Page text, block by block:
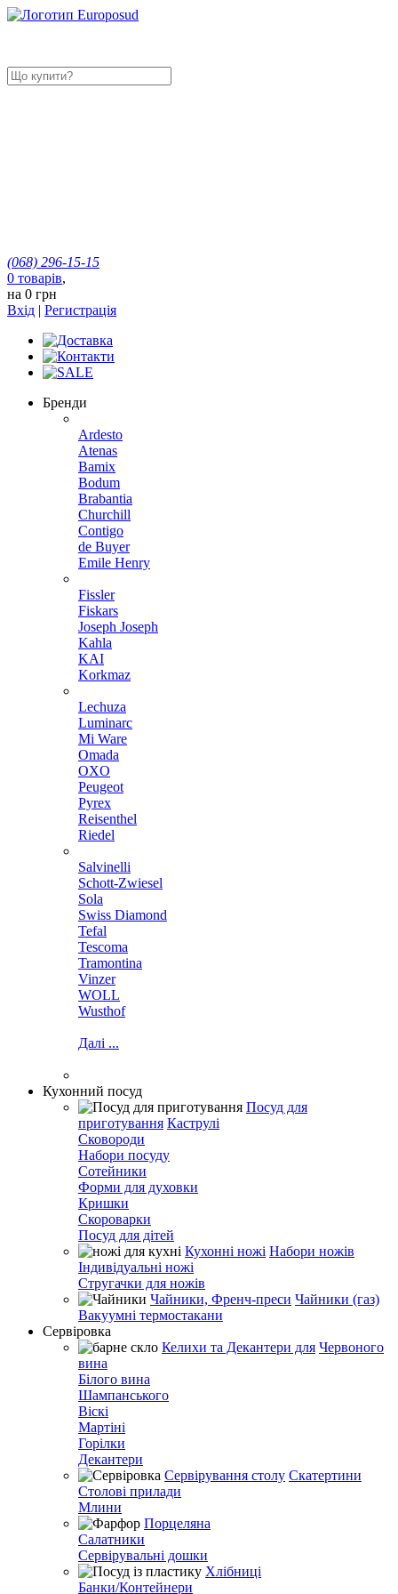
(068) 296-15-15
0 товарів,
на 0 грн
Вхід | Регистрація
Бренди
Ardesto
Atenas
Bamix
Bodum
Brabantia
Churchill
Contigo
de Buyer
Emile Henry
Fissler
Fiskars
Joseph Joseph
Kahla
KAI
Korkmaz
Lechuza
Luminarc
Mi Ware
Omada
OXO
Peugeot
Pyrex
Reisenthel
Riedel
Salvinelli
Schott-Zwiesel
Sola
Swiss Diamond
Tefal
Tescoma
Tramontina
Vinzer
WOLL
Wusthof
Далі ...
Кухонний посуд
Посуд для
приготування Каструлі
Сковороди
Набори посуду
Сотейники
Форми для духовки
Кришки
Скороварки
Посуд для дітей
Кухонні ножі Набори ножів
Індивідуальні ножі
Стругачки для ножів
Чайники, Френч-преси Чайники (газ)
Вакуумні термостакани
Сервіровка
Келихи та Декантери для Червоного
вина
Білого вина
Шампанського
Віскі
Мартіні
Горілки
Декантери
Сервірування столу Скатертини
Столові прилади
Млини
Порцеляна
Салатники
Сервірувальні дошки
Хлібниці
Банки/Контейнери